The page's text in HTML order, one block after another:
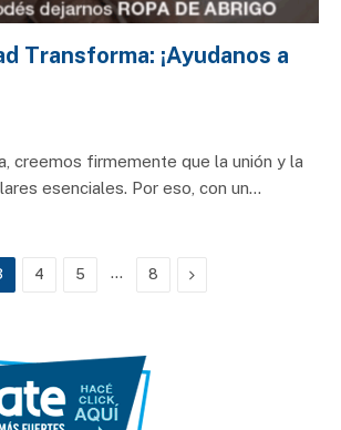
Transforma: ¡Ayudanos a
creemos firmemente que la unión y la
esenciales. Por eso, con un…
4 5 … 8 Next